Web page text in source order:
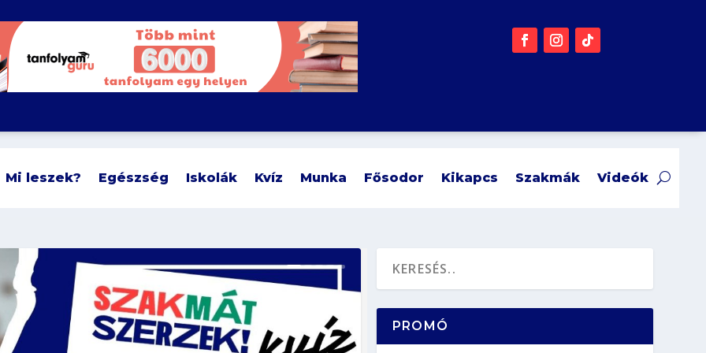
Mi leszek? Egészség Iskolák Kvíz Munka Fősodor Kikapcs Szakmák Videók
PROMÓ